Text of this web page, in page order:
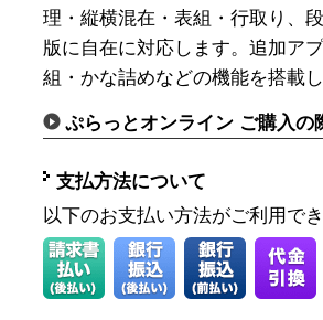
理・縦横混在・表組・行取り、
版に自在に対応します。追加ア
組・かな詰めなどの機能を搭載
ぷらっとオンライン ご購入の
支払方法について
以下のお支払い方法がご利用で